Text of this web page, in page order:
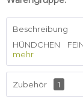
Beschreibung
HÜNDCHEN
mehr
Zubehör 1